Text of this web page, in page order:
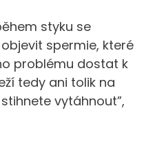
styku se
spermie, které
problému dostat k
tedy ani tolik na
vytáhnout”,